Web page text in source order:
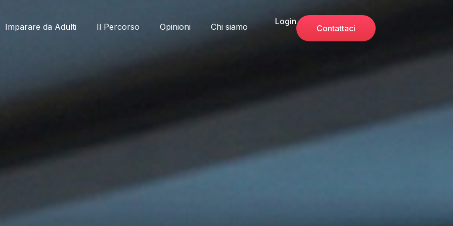
Imparare da Adulti Il Percorso Opinioni Chi siamo
Login
Contattaci